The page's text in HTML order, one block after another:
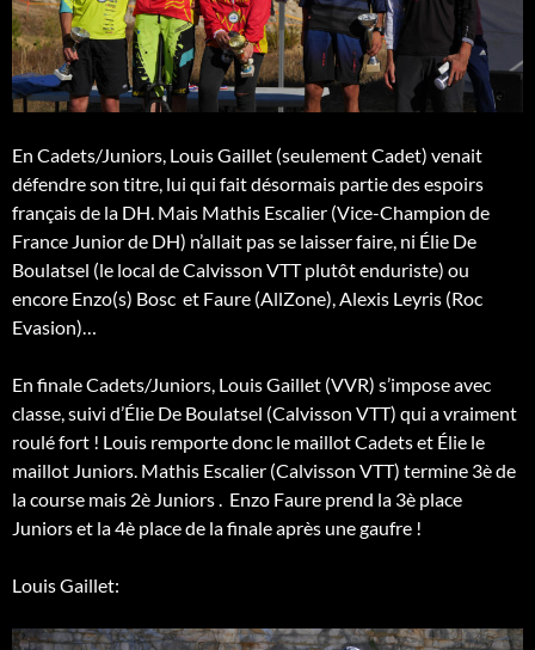
En Cadets/Juniors, Louis Gaillet (seulement Cadet) venait
défendre son titre, lui qui fait désormais partie des espoirs
français de la DH. Mais Mathis Escalier (Vice-Champion de
France Junior de DH) n’allait pas se laisser faire, ni Élie De
Boulatsel (le local de Calvisson VTT plutôt enduriste) ou
encore Enzo(s) Bosc et Faure (AllZone), Alexis Leyris (Roc
Evasion)…
En finale Cadets/Juniors, Louis Gaillet (VVR) s’impose avec
classe, suivi d’Élie De Boulatsel (Calvisson VTT) qui a vraiment
roulé fort ! Louis remporte donc le maillot Cadets et Élie le
maillot Juniors. Mathis Escalier (Calvisson VTT) termine 3è de
la course mais 2è Juniors . Enzo Faure prend la 3è place
Juniors et la 4è place de la finale après une gaufre !
Louis Gaillet: